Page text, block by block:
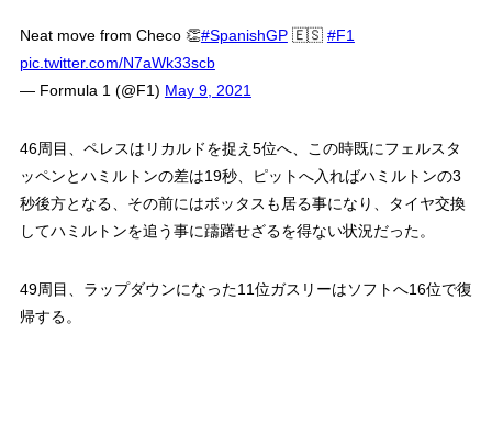
Neat move from Checo 👏#SpanishGP🇪🇸 #F1
pic.twitter.com/N7aWk33scb
— Formula 1 (@F1) May 9, 2021
46周目、ペレスはリカルドを捉え5位へ、この時既にフェルスタ
ッペンとハミルトンの差は19秒、ピットへ入ればハミルトンの3
秒後方となる、その前にはボッタスも居る事になり、タイヤ交換
してハミルトンを追う事に躊躇せざるを得ない状況だった。
49周目、ラップダウンになった11位ガスリーはソフトへ16位で復
帰する。